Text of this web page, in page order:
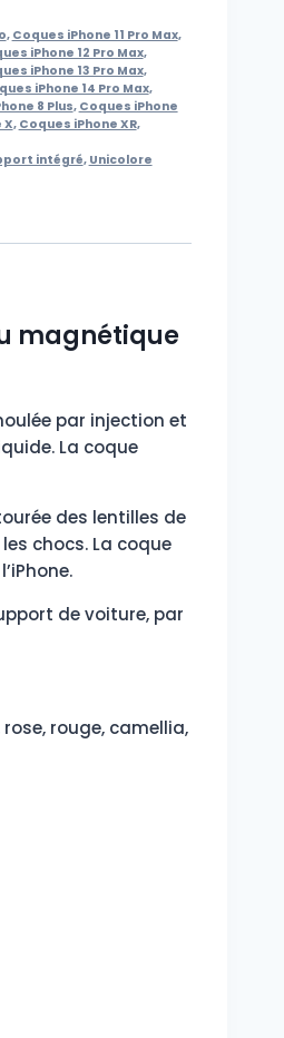
, Coques iPhone 11 Pro Max,
iPhone 12 Pro Max,
iPhone 13 Pro Max,
iPhone 14 Pro Max,
8 Plus, Coques iPhone
X, Coques iPhone XR,
intégré, Unicolore
magnétique
par injection et
La coque
des lentilles de
chocs. La coque
de voiture, par
rouge, camellia,